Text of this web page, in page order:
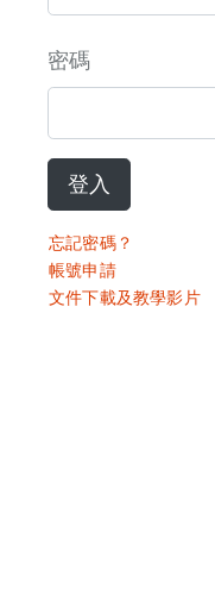
密碼
登入
忘記密碼？
帳號申請
文件下載及教學影片